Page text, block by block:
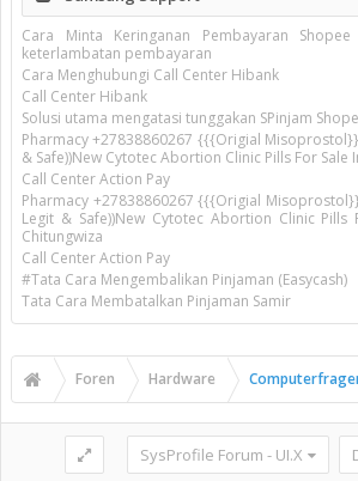
Cara Minta Keringanan Pembayaran
keterlambatan pembayaran
Cara Menghubungi Call Center Hibank
Call Center Hibank
Solusi utama mengatasi tunggakan SPinjam
Pharmacy +27838860267 {{{Origial
& Safe))New Cytotec Abortion Clinic Pills For Sale
Call Center Action Pay
Pharmacy +27838860267 {{{Origial
Legit & Safe))New Cytotec Abortion Clinic Pills
Chitungwiza
Call Center Action Pay
#Tata Cara Mengembalikan Pinjaman (Easycash)
Tata Cara Membatalkan Pinjaman Samir
Foren Hardware
SysProfile Forum - UI.X